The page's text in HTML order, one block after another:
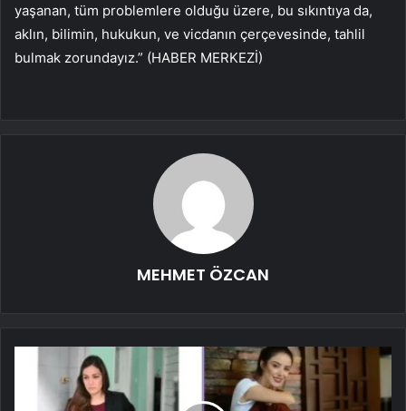
yaşanan, tüm problemlere olduğu üzere, bu sıkıntıya da,
aklın, bilimin, hukukun, ve vicdanın çerçevesinde, tahlil
bulmak zorundayız.” (HABER MERKEZİ)
MEHMET ÖZCAN